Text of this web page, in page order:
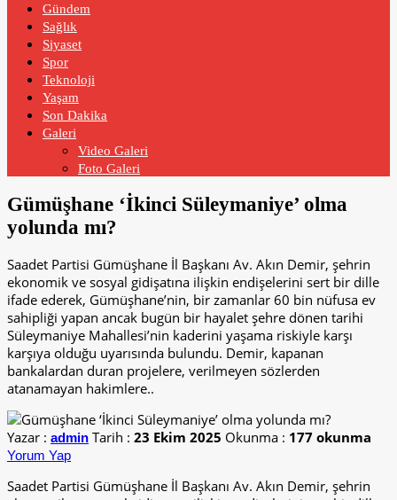
Gündem
Sağlık
Siyaset
Spor
Teknoloji
Yaşam
Son Dakika
Galeri
Video Galeri
Foto Galeri
Gümüşhane ‘İkinci Süleymaniye’ olma
yolunda mı?
Saadet Partisi Gümüşhane İl Başkanı Av. Akın Demir, şehrin
ekonomik ve sosyal gidişatına ilişkin endişelerini sert bir dille
ifade ederek, Gümüşhane’nin, bir zamanlar 60 bin nüfusa ev
sahipliği yapan ancak bugün bir hayalet şehre dönen tarihi
Süleymaniye Mahallesi’nin kaderini yaşama riskiyle karşı
karşıya olduğu uyarısında bulundu. Demir, kapanan
bankalardan duran projelere, verilmeyen sözlerden
atanamayan hakimlere..
Yazar : admin Tarih : 23 Ekim 2025 Okunma : 177 okunma
Yorum Yap
Saadet Partisi Gümüşhane İl Başkanı Av. Akın Demir, şehrin